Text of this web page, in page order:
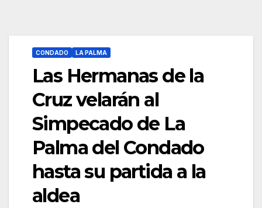
CONDADO LA PALMA
Las Hermanas de la
Cruz velarán al
Simpecado de La
Palma del Condado
hasta su partida a la
aldea